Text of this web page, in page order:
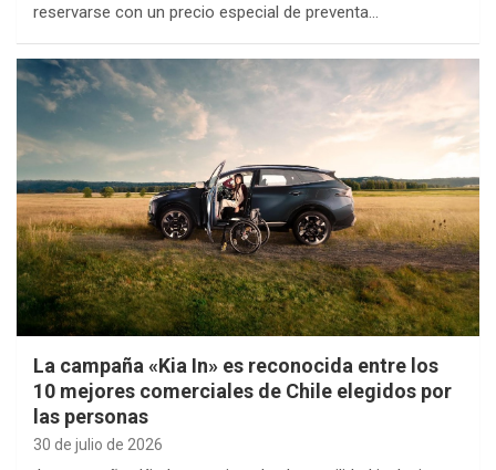
reservarse con un precio especial de preventa…
La campaña «Kia In» es reconocida entre los
10 mejores comerciales de Chile elegidos por
las personas
30 de julio de 2026